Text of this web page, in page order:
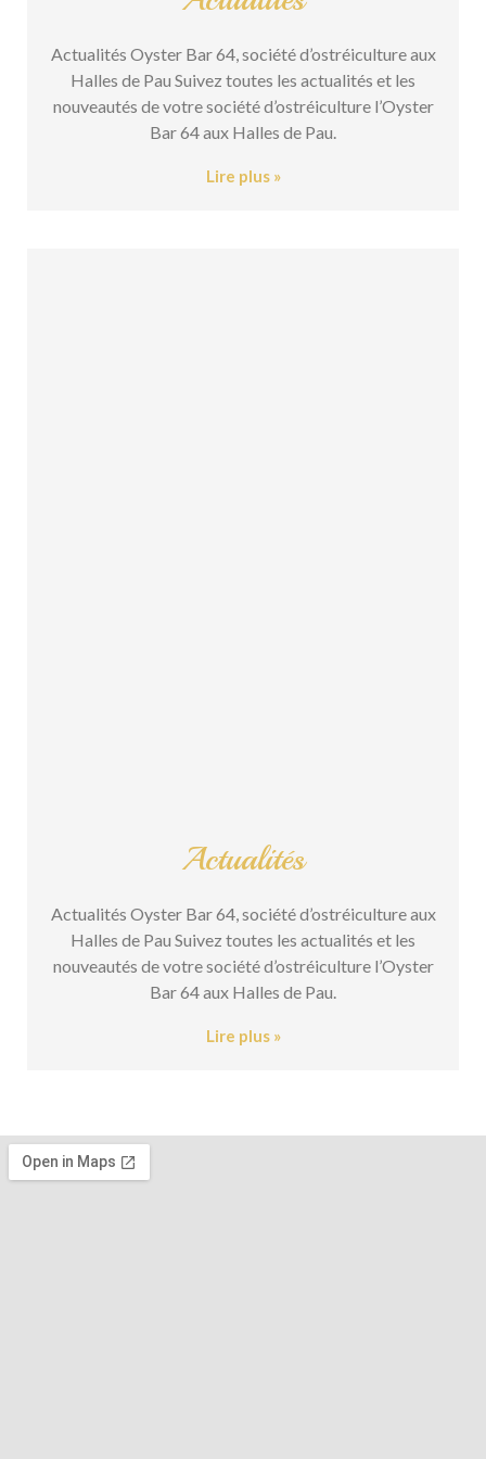
Actualités Oyster Bar 64, société d’ostréiculture aux
Halles de Pau Suivez toutes les actualités et les
nouveautés de votre société d’ostréiculture l’Oyster
Bar 64 aux Halles de Pau.
Lire plus »
Actualités
Actualités Oyster Bar 64, société d’ostréiculture aux
Halles de Pau Suivez toutes les actualités et les
nouveautés de votre société d’ostréiculture l’Oyster
Bar 64 aux Halles de Pau.
Lire plus »